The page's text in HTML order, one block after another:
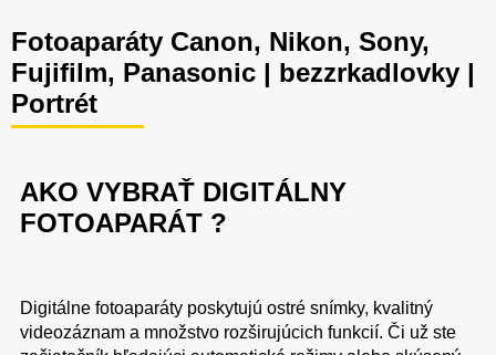
Fotoaparáty Canon, Nikon, Sony,
Fujifilm, Panasonic | bezzrkadlovky |
Portrét
AKO VYBRAŤ DIGITÁLNY
FOTOAPARÁT ?
Digitálne fotoaparáty poskytujú ostré snímky, kvalitný
videozáznam a množstvo rozširujúcich funkcií. Či už ste